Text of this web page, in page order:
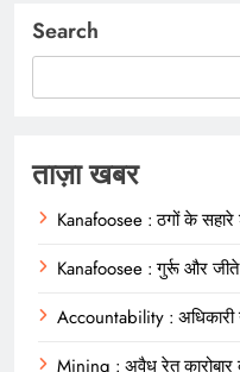
Search
ताज़ा खबर
Kanafoosee : ठगों के सहारे
Kanafoosee : गुर्रू और जीते
Accountability : अधिकारी
Mining : अवैध रेत कारोबार